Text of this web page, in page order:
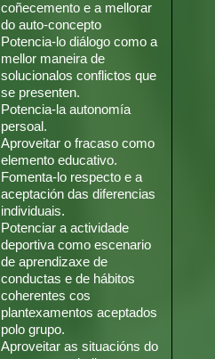
coñecemento e a mellorar
do auto-concepto
Potencia-lo diálogo como a
mellor maneira de
solucionalos conflictos que
se presenten.
Potencia-la autonomía
persoal.
Aproveitar o fracaso como
elemento educativo.
Fomenta-lo respecto e a
aceptación das diferencias
individuais.
Potenciar a actividade
deportiva como escenario
de aprendizaxe de
conductas e de hábitos
coherentes cos
plantexamentos aceptados
polo grupo.
Aproveitar as situacións do